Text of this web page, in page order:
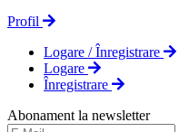
Profil
Logare / Înregistrare
Logare
Înregistrare
Abonament la newsletter